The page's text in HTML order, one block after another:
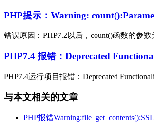
PHP提示：Warning:
错误原因：PHP7.2以后，count()函数的参
PHP7.4 报错：Deprecated
PHP7.4运行项目报错：Deprecated
与本文相关的文章
PHP报错